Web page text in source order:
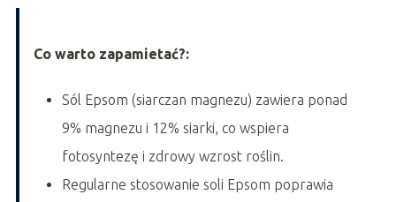
Co warto zapamietać?:
Sól Epsom (siarczan magnezu) zawiera ponad
9% magnezu i 12% siarki, co wspiera
fotosyntezę i zdrowy wzrost roślin.
Regularne stosowanie soli Epsom poprawia